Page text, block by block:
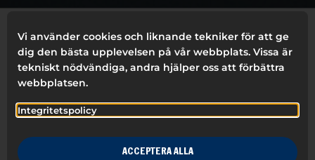
ALLA TEJP ARKIVERING MÄRKMASKIN
Vi använder cookies och liknande tekniker för att ge
dig den bästa upplevelsen på vår webbplats. Vissa är
tekniskt nödvändiga, andra hjälper oss att förbättra
webbplatsen.
Integritetspolicy
ACCEPTERA ALLA